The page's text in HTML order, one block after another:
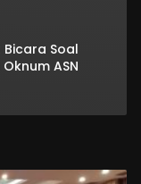
Soal
ASN